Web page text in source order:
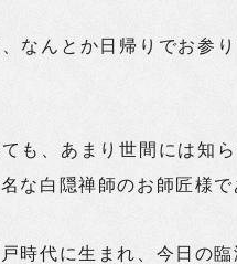
なんとか日帰りでお参
も、あまり世間には知
な白隠禅師のお師匠様で
時代に生まれ、今日の臨